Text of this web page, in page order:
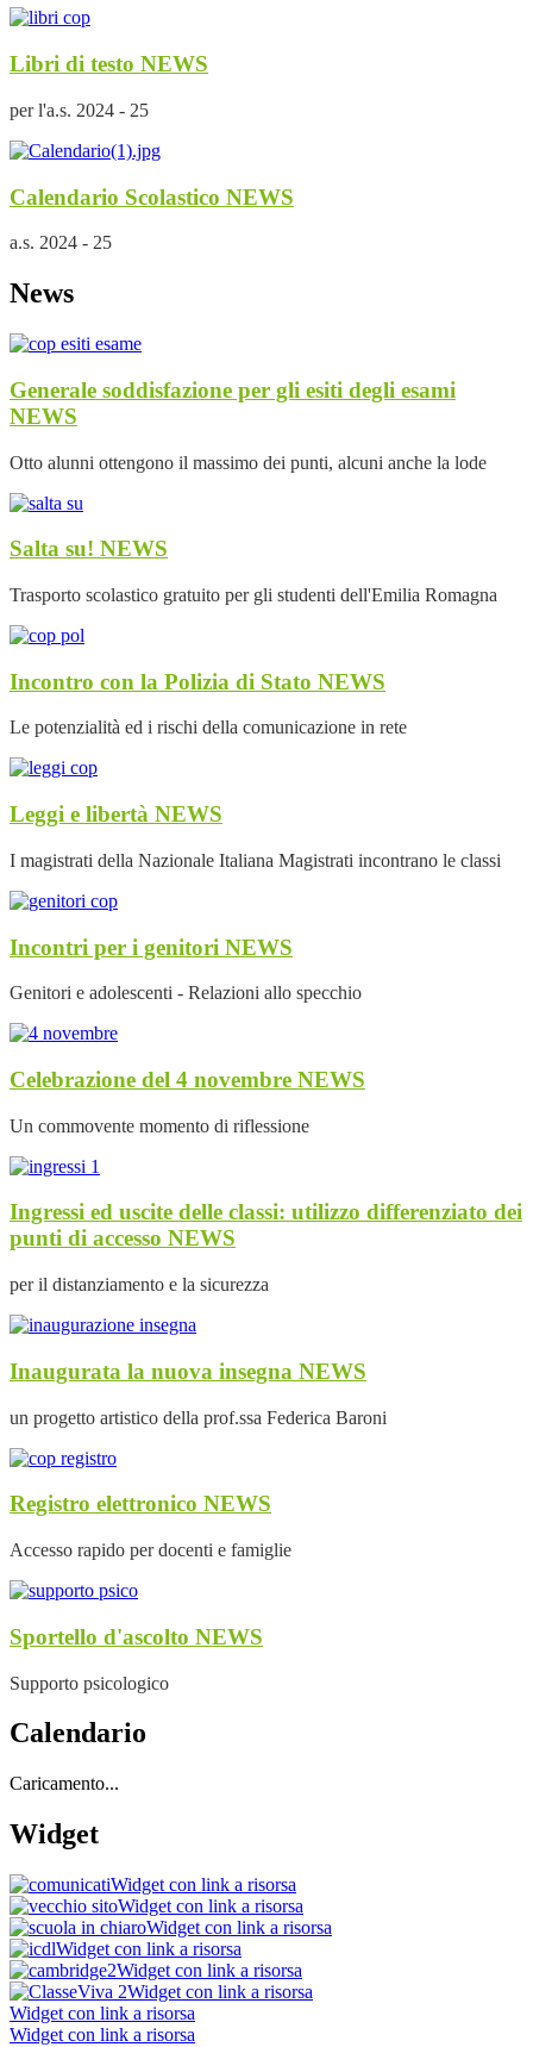
Libri di testo NEWS
per l'a.s. 2024 - 25
Calendario Scolastico NEWS
a.s. 2024 - 25
News
Generale soddisfazione per gli esiti degli esami
NEWS
Otto alunni ottengono il massimo dei punti, alcuni anche la lode
Salta su! NEWS
Trasporto scolastico gratuito per gli studenti dell'Emilia Romagna
Incontro con la Polizia di Stato NEWS
Le potenzialità ed i rischi della comunicazione in rete
Leggi e libertà NEWS
I magistrati della Nazionale Italiana Magistrati incontrano le classi
Incontri per i genitori NEWS
Genitori e adolescenti - Relazioni allo specchio
Celebrazione del 4 novembre NEWS
Un commovente momento di riflessione
Ingressi ed uscite delle classi: utilizzo differenziato dei
punti di accesso NEWS
per il distanziamento e la sicurezza
Inaugurata la nuova insegna NEWS
un progetto artistico della prof.ssa Federica Baroni
Registro elettronico NEWS
Accesso rapido per docenti e famiglie
Sportello d'ascolto NEWS
Supporto psicologico
Calendario
Caricamento...
Widget
Widget con link a risorsa
Widget con link a risorsa
Widget con link a risorsa
Widget con link a risorsa
Widget con link a risorsa
Widget con link a risorsa
Widget con link a risorsa
Widget con link a risorsa